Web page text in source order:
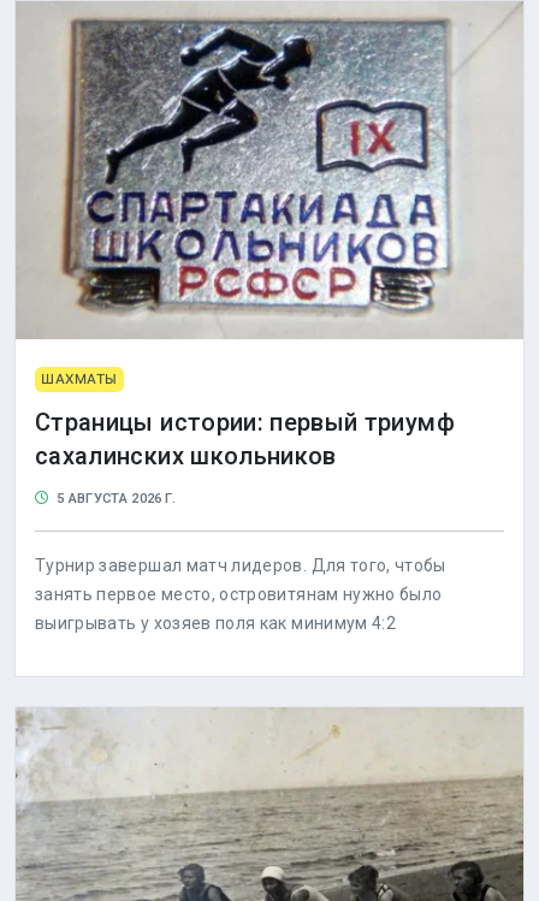
ШАХМАТЫ
Страницы истории: первый триумф
сахалинских школьников
5 АВГУСТА 2026 Г.
Турнир завершал матч лидеров. Для того, чтобы
занять первое место, островитянам нужно было
выигрывать у хозяев поля как минимум 4:2